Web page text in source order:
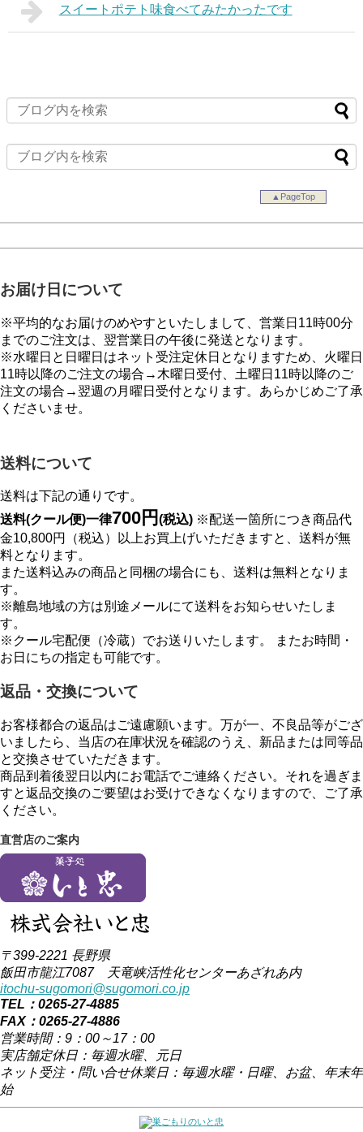
スイートポテト味食べてみたかったです
▲PageTop
お届け日について
※平均的なお届けのめやすといたしまして、営業日11時00分
までのご注文は、翌営業日の午後に発送となります。
※水曜日と日曜日はネット受注定休日となりますため、火曜日
11時以降のご注文の場合→木曜日受付、土曜日11時以降のご
注文の場合→翌週の月曜日受付となります。あらかじめご了承
くださいませ。
送料について
送料は下記の通りです。
送料(クール便)一律700円 (税込) ※配送一箇所につき商品代
金10,800円（税込）以上お買上げいただきますと、送料が無
料となります。
また送料込みの商品と同梱の場合にも、送料は無料となりま
す。
※離島地域の方は別途メールにて送料をお知らせいたしま
す。
※クール宅配便（冷蔵）でお送りいたします。 またお時間・
お日にちの指定も可能です。
返品・交換について
お客様都合の返品はご遠慮願います。万が一、不良品等がござ
いましたら、当店の在庫状況を確認のうえ、新品または同等品
と交換させていただきます。
商品到着後翌日以内にお電話でご連絡ください。それを過ぎま
すと返品交換のご要望はお受けできなくなりますので、ご了承
ください。
直営店のご案内
〒399-2221 長野県
飯田市龍江7087 天竜峡活性化センターあざれあ内
itochu-sugomori@sugomori.co.jp
TEL：0265-27-4885
FAX：0265-27-4886
営業時間：9：00～17：00
実店舗定休日：毎週水曜、元日
ネット受注・問い合せ休業日：毎週水曜・日曜、お盆、年末年
始